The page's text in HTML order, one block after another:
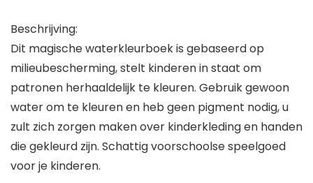
Beschrijving:
Dit magische waterkleurboek is gebaseerd op
milieubescherming, stelt kinderen in staat om
patronen herhaaldelijk te kleuren. Gebruik gewoon
water om te kleuren en heb geen pigment nodig, u
zult zich zorgen maken over kinderkleding en handen
die gekleurd zijn. Schattig voorschoolse speelgoed
voor je kinderen.